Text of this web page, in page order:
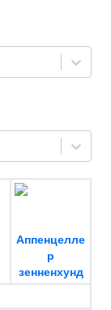
Аппенцелле
р
зенненхунд